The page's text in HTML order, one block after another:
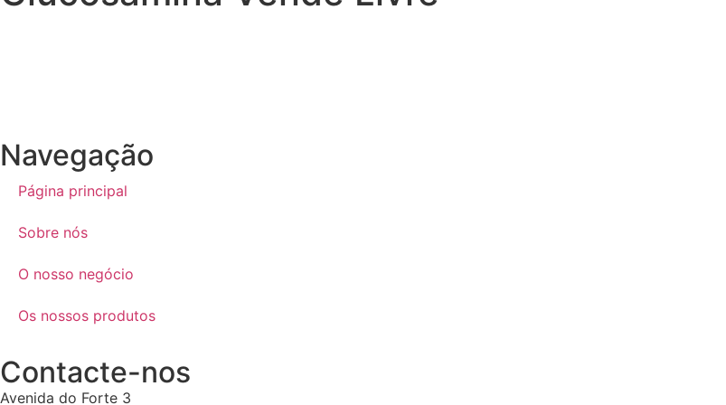
Navegação
Página principal
Sobre nós
O nosso negócio
Os nossos produtos
Contacte-nos
Avenida do Forte 3